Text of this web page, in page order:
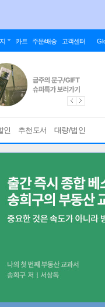
카트 주문/배송 고객센터
인 추천도서 대량/법인
요